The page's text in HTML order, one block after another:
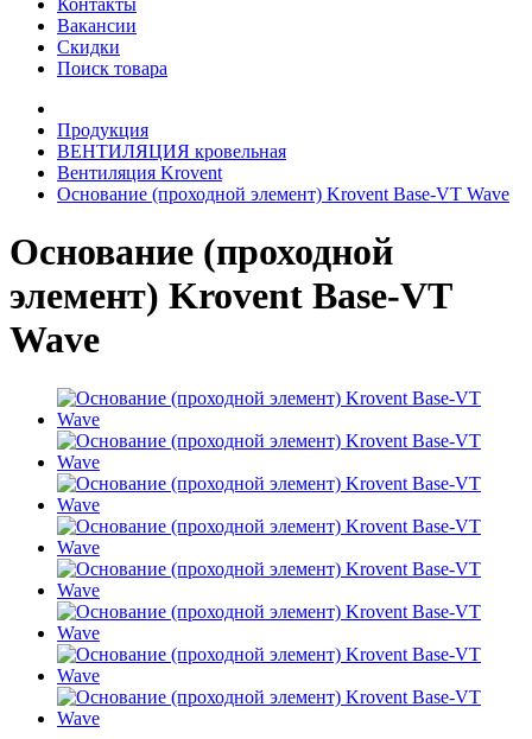
Контакты
Вакансии
Скидки
Поиск товара
Продукция
ВЕНТИЛЯЦИЯ кровельная
Вентиляция Krovent
Основание (проходной элемент) Krovent Base-VT Wave
Основание (проходной
элемент) Krovent Base-VT
Wave